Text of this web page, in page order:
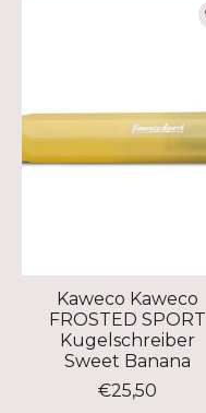
Kaweco Kaweco
FROSTED SPORT
Kugelschreiber
Sweet Banana
€25,50